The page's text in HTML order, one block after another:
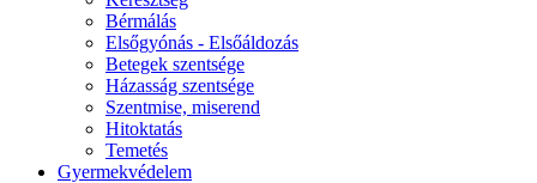
Bérmálás
Elsőgyónás - Elsőáldozás
Betegek szentsége
Házasság szentsége
Szentmise, miserend
Hitoktatás
Temetés
Gyermekvédelem